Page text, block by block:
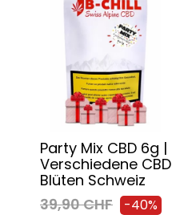
Party Mix CBD 6g |
Verschiedene CBD
Blüten Schweiz
39,90 CHF
-40%